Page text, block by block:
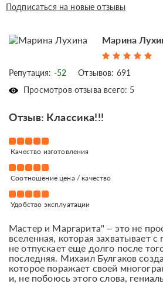
Подписаться на новые отзывы
Марина
Репутация: -52
Отзывов: 691
Просмотров отзыва всего: 5
Отзыв: Классика!!!
Качество изготовления
Соотношение цена / качество
Удобство эксплуатации
Мастер и Маргарита" – это не
вселенная, которая захватывает
не отпускает еще долго после
последняя. Михаил Булгаков
которое поражает своей
и, не побоюсь этого слова,